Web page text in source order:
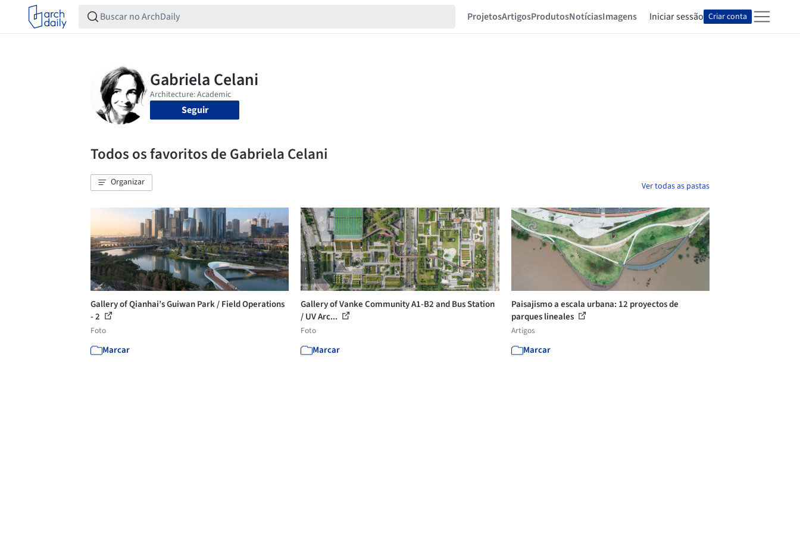
ProjetosArtigosProdutosNotíciasImagens Iniciar sessão Criar conta
Seguir
Todos os favoritos de Gabriela Celani
Organizar Ver todas as pastas
Gallery of Qianhai’s Guiwan Park / Field Operations
- 2
Foto
Marcar
Gallery of Vanke Community A1-B2 and Bus Station
/ UV Arc...
Foto
Marcar
Paisajismo a escala urbana: 12 proyectos de
parques lineales
Artigos
Marcar